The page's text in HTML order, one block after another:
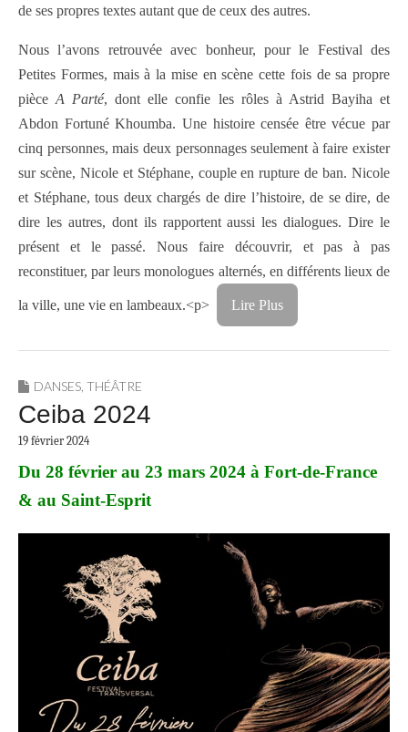
de ses propres textes autant que de ceux des autres.
Nous l’avons retrouvée avec bonheur, pour le Festival des
Petites Formes, mais à la mise en scène cette fois de sa propre
pièceA Parté, dont elle confie les rôles à Astrid Bayiha et
Abdon Fortuné Khoumba. Une histoire censée être vécue par
cinq personnes, mais deux personnages seulement à faire exister
sur scène, Nicole et Stéphane, couple en rupture de ban. Nicole
et Stéphane, tous deux chargés de dire l’histoire, de se dire, de
dire les autres, dont ils rapportent aussi les dialogues. Dire le
présent et le passé. Nous faire découvrir, et pas à pas
reconstituer, par leurs monologues alternés, en différents lieux de
la ville, une vie en lambeaux.<p> Lire Plus
DANSES THÉÂTRE
Ceiba 2024
19 février 2024
Du 28 février au 23 mars 2024 à Fort-de-France
& au Saint-Esprit